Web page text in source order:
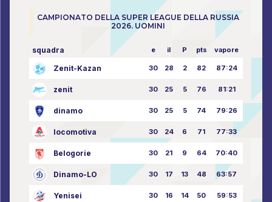
CAMPIONATO DELLA SUPER LEAGUE DELLA RUSSIA
2026. UOMINI
squadra e il P pts vapore
Zenit-Kazan 30 28 2 82 87:24
zenit 30 25 5 76 81:21
dinamo 30 25 5 74 79:26
locomotiva 30 24 6 71 77:33
Belogorie 30 21 9 64 70:40
Dinamo-LO 30 17 13 48 63:57
Yenisei 30 16 14 50 59:53